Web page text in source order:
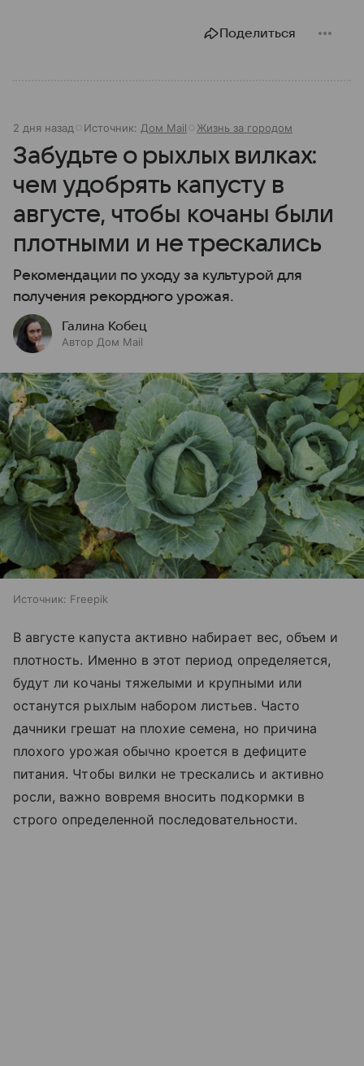
Поделиться
2 дня назад Источник: Дом Mail Жизнь за городом
Забудьте о рыхлых вилках:
чем удобрять капусту в
августе, чтобы кочаны были
плотными и не трескались
Рекомендации по уходу за культурой для
получения рекордного урожая.
Галина Кобец
Автор Дом Mail
Источник: Freepik
В августе капуста активно набирает вес, объем и
плотность. Именно в этот период определяется,
будут ли кочаны тяжелыми и крупными или
останутся рыхлым набором листьев. Часто
дачники грешат на плохие семена, но причина
плохого урожая обычно кроется в дефиците
питания. Чтобы вилки не трескались и активно
росли, важно вовремя вносить подкормки в
строго определенной последовательности.